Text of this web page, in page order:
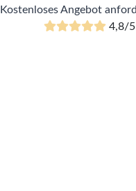
Kostenloses Angebot
4,8/5